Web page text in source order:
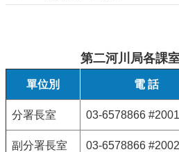
第二河川局各課
單位別 電 話
分署長室 03-6578866 #2001
副分署長室 03-6578866 #2002